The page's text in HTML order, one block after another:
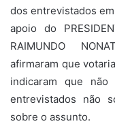
dos entrevistados
apoio do
RAIMUNDO
afirmaram que
indicaram que não
entrevistados não
sobre o assunto.